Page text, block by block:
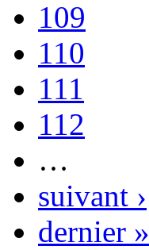
109
110
111
112
…
suivant ›
dernier »